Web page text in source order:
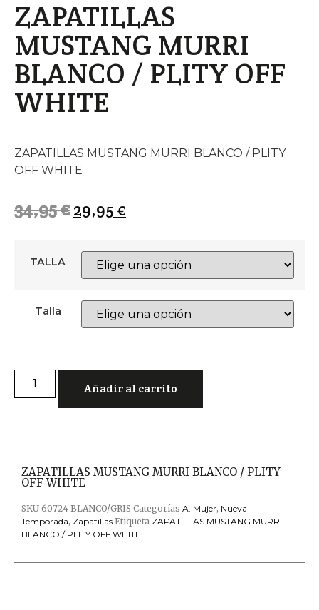
ZAPATILLAS
MUSTANG MURRI
BLANCO / PLITY OFF
WHITE
ZAPATILLAS MUSTANG MURRI BLANCO / PLITY
OFF WHITE
34,95€ 29,95 €
TALLA
Talla
Añadir al carrito
ZAPATILLAS MUSTANG MURRI BLANCO / PLITY
OFF WHITE
SKU 60724 BLANCO/GRIS Categorías A. Mujer, Nueva
Temporada, Zapatillas Etiqueta ZAPATILLAS MUSTANG MURRI
BLANCO / PLITY OFF WHITE